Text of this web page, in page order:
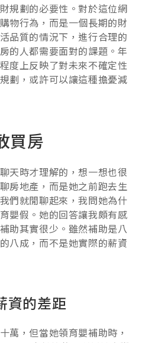
規劃的必要性。對於這位網
物行為，而是一個長期的財
品質的情況下，進行合理的
的人都需要面對的課題。年
度上反映了對未來不確定性
劃，或許可以讓這種擔憂減
買房
天時才理解的，想一想也很
房地產，而是她之前跑去生
們就閒聊起來，我問她為什
嬰假。她的回答讓我頗有感
助其實很少。雖然補助是八
八成，而不是她實際的薪資
資的差距
萬，但當她領育嬰補助時，